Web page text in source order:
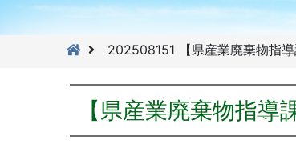
202508151 【県産業廃棄物指導
【県産業廃棄物指